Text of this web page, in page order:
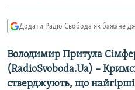
пошуку
СПОРТ
УКРАЇНА
ТИ ЯК?
СХЕМИ
ПРИАЗОВ’Я
Додати Радіо Свобода як бажане
Володимир Притула
(RadioSvoboda.Ua) –
стверджують, що